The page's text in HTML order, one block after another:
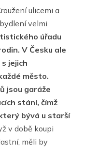
ulicemi a
velmi
úřadu
V Česku ale
jejich
město.
jsou garáže
stání, čímž
bývá u starší
v době koupi
měli by